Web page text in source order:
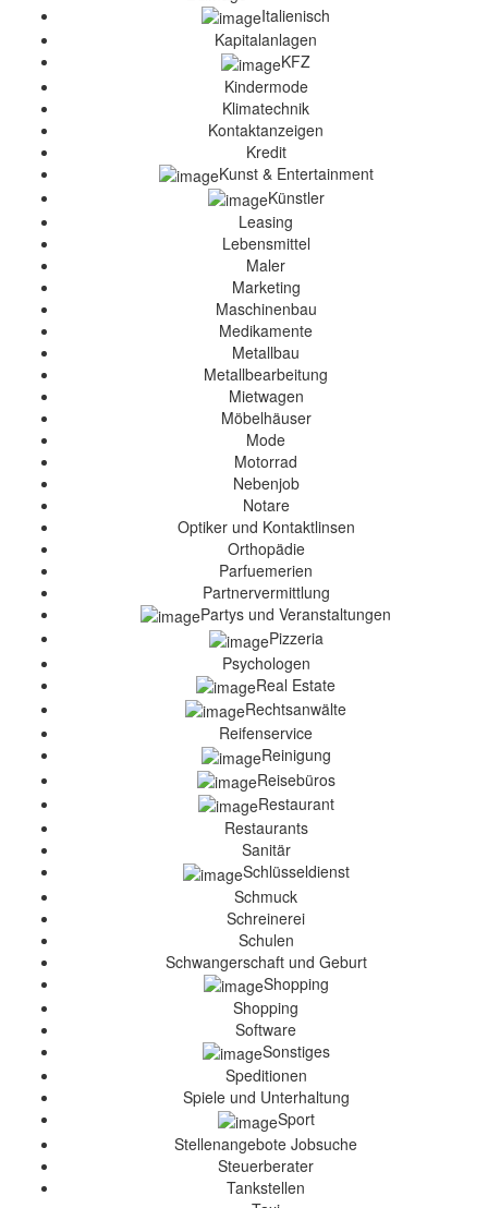
Italienisch
Kapitalanlagen
KFZ
Kindermode
Klimatechnik
Kontaktanzeigen
Kredit
Kunst & Entertainment
Künstler
Leasing
Lebensmittel
Maler
Marketing
Maschinenbau
Medikamente
Metallbau
Metallbearbeitung
Mietwagen
Möbelhäuser
Mode
Motorrad
Nebenjob
Notare
Optiker und Kontaktlinsen
Orthopädie
Parfuemerien
Partnervermittlung
Partys und Veranstaltungen
Pizzeria
Psychologen
Real Estate
Rechtsanwälte
Reifenservice
Reinigung
Reisebüros
Restaurant
Restaurants
Sanitär
Schlüsseldienst
Schmuck
Schreinerei
Schulen
Schwangerschaft und Geburt
Shopping
Shopping
Software
Sonstiges
Speditionen
Spiele und Unterhaltung
Sport
Stellenangebote Jobsuche
Steuerberater
Tankstellen